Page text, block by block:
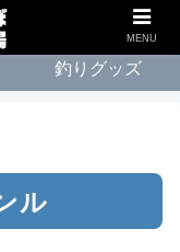
釣りグッズ
ル
MENU